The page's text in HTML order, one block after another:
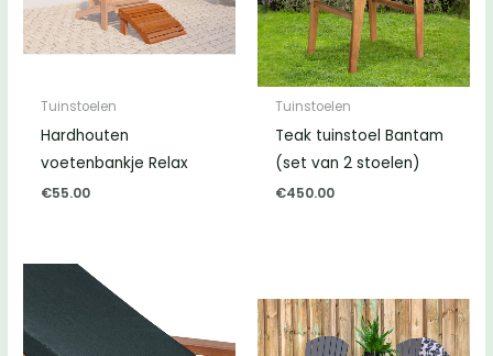
Tuinstoelen
Hardhouten
voetenbankje Relax
€55.00
Tuinstoelen
Teak tuinstoel Bantam
(set van 2 stoelen)
€450.00